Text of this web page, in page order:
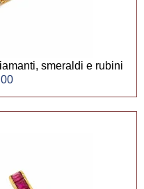
smeraldi e rubini